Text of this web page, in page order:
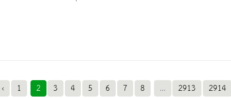
‹ 1 2 3 4 5 6 7 8 ... 2913 2914